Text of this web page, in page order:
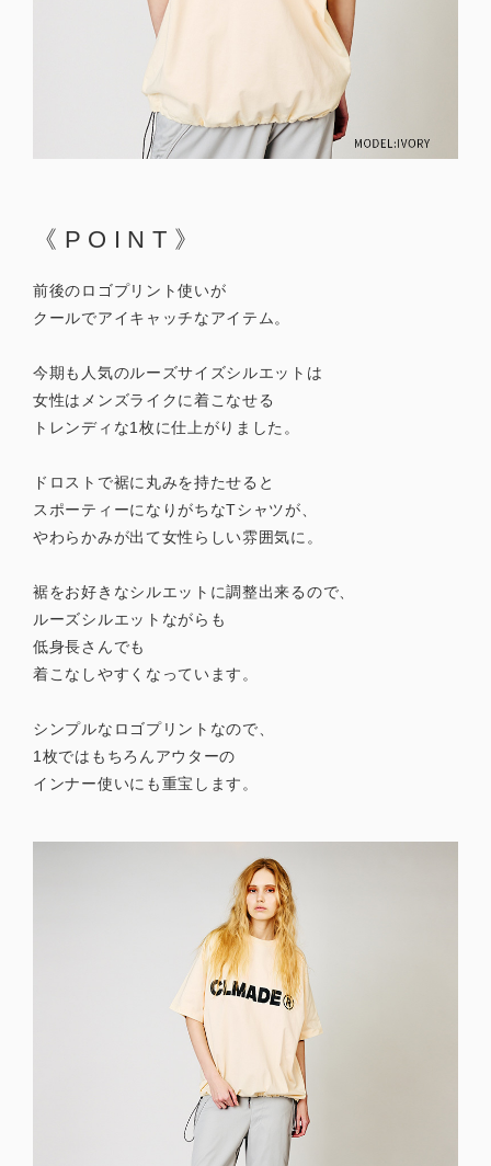
《POINT》
前後のロゴプリント使いが
クールでアイキャッチなアイテム。
今期も人気のルーズサイズシルエットは
女性はメンズライクに着こなせる
トレンディな1枚に仕上がりました。
ドロストで裾に丸みを持たせると
スポーティーになりがちなTシャツが、
やわらかみが出て女性らしい雰囲気に。
裾をお好きなシルエットに調整出来るので、
ルーズシルエットながらも
低身長さんでも
着こなしやすくなっています。
シンプルなロゴプリントなので、
1枚ではもちろんアウターの
インナー使いにも重宝します。